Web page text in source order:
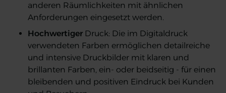
anderen Räumlichkeiten mit ähnlichen
Anforderungen eingesetzt werden.
Hochwertiger Druck: Die im Digitaldruck
verwendeten Farben ermöglichen detailreiche
und intensive Druckbilder mit klaren und
brillanten Farben, ein- oder beidseitig - für einen
bleibenden und positiven Eindruck bei Kunden